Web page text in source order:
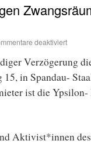
deaktiviert
Verzögerung
in Spandau-
ist die
Aktivist*innen